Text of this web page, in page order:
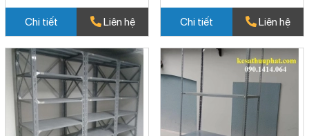
Chi tiết Liên hệ Chi tiết Liên hệ